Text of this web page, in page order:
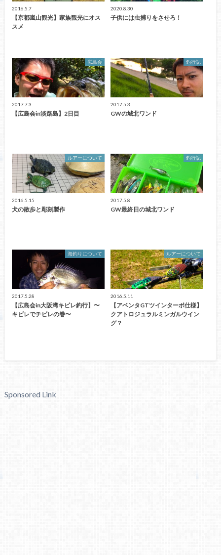
2016.5.7
【京都嵐山観光】家族観光にオス
スメ
2020.8.30
子供には虫捕りをさせろ！
広島会
2017.7.3
【広島会in淡路島】2日目
釣行記
2017.5.3
GWの城北ワンド
ルアーについて
2016.5.15
犬の散歩と彫刻製作
釣行記
2017.5.8
GW最終日の城北ワンド
海釣りについて
2017.5.28
【広島会in大阪湾キビレ釣行】〜
キビレでチビレの巻〜
ルアーについて
2016.5.11
【アベンタGTツインターボ仕様】
クアトロジュラルミンガルウイン
グ？
Sponsored Link